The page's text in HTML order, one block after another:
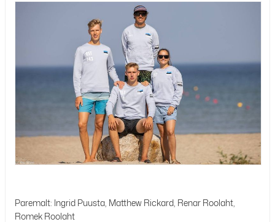
Paremalt: Ingrid Puusta, Matthew Rickard, Renar Roolaht,
Romek Roolaht